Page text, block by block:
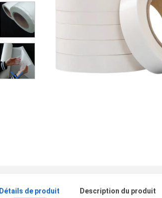
Détails de produit Description du produit